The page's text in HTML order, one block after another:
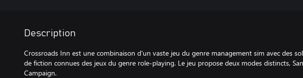
Description
Crossroads Inn est une combinaison d'un vaste jeu du genre management sim avec des
de fiction connues des jeux du genre role-playing. Le jeu propose deux modes distincts,
Campaign.